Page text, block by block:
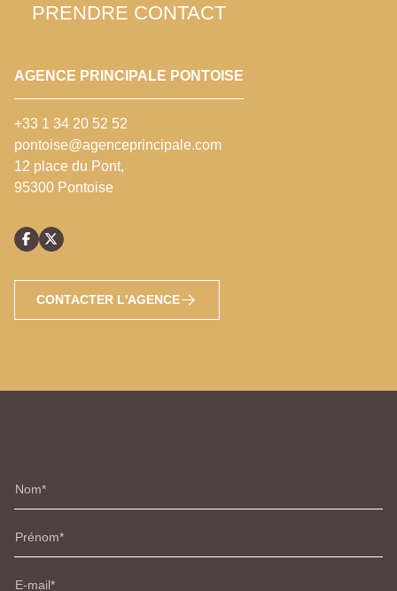
PRENDRE CONTACT
AGENCE PRINCIPALE PONTOISE
+33 1 34 20 52 52
pontoise@agenceprincipale.com
12 place du Pont,
95300 Pontoise
CONTACTER L'AGENCE
Nom
Prénom
E-mail